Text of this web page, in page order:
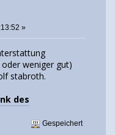
»
weniger gut)
stabroth.
des
Gespeichert